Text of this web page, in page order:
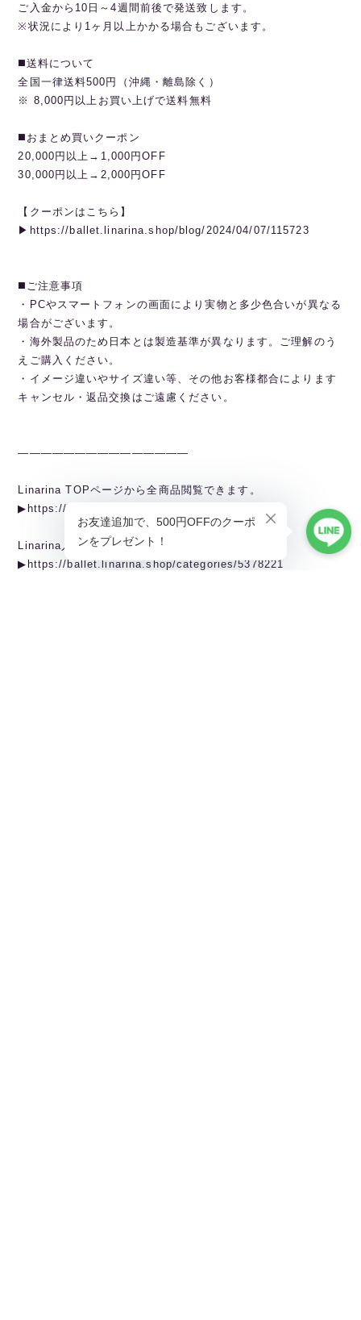
ご入金から10日～4週間前後で発送致します。
※状況により1ヶ月以上かかる場合もございます。
◼️送料について
全国一律送料500円（沖縄・離島除く）
※ 8,000円以上お買い上げで送料無料
◼️おまとめ買いクーポン
20,000円以上→1,000円OFF
30,000円以上→2,000円OFF
【クーポンはこちら】
▶︎https://ballet.linarina.shop/blog/2024/04/07/115723
◼️ご注意事項
・PCやスマートフォンの画面により実物と多少色合いが異なる
場合がございます。
・海外製品のため日本とは製造基準が異なります。ご理解のう
えご購入ください。
・イメージ違いやサイズ違い等、その他お客様都合によります
キャンセル・返品交換はご遠慮ください。
———————————————
Linarina TOPページから全商品閲覧できます。
▶︎https://ballet.linarina.shop
Linarina人気アイテムはこちら
▶︎https://ballet.linarina.shop/categories/5378221